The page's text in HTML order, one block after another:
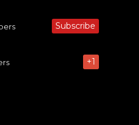
Subscribe
+1